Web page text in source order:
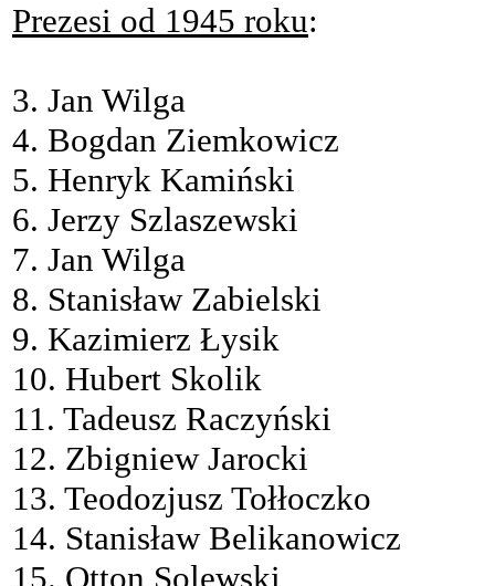
Prezesi od 1945 roku:
3. Jan Wilga
4. Bogdan Ziemkowicz
5. Henryk Kamiński
6. Jerzy Szlaszewski
7. Jan Wilga
8. Stanisław Zabielski
9. Kazimierz Łysik
10. Hubert Skolik
11. Tadeusz Raczyński
12. Zbigniew Jarocki
13. Teodozjusz Tołłoczko
14. Stanisław Belikanowicz
15. Otton Solewski